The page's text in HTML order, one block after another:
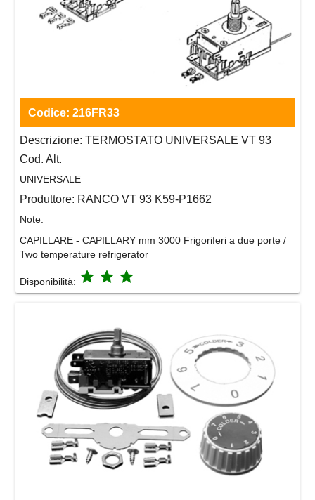
Codice: 216FR33
Descrizione: TERMOSTATO UNIVERSALE VT 93
Cod. Alt.
UNIVERSALE
Produttore: RANCO VT 93 K59-P1662
Note:
CAPILLARE - CAPILLARY mm 3000 Frigoriferi a due porte /
Two temperature refrigerator
Disponibilità: grade grade grade